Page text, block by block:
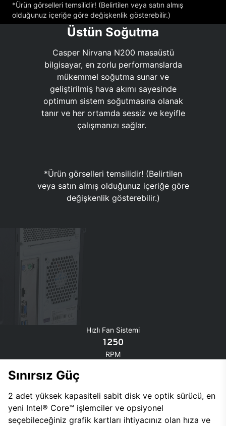
*Ürün görselleri temsilidir! (Belirtilen veya satın almış
olduğunuz içeriğe göre değişkenlik gösterebilir.)
Üstün Soğutma
Casper Nirvana N200 masaüstü
bilgisayar, en zorlu performanslarda
mükemmel soğutma sunar ve
geliştirilmiş hava akımı sayesinde
optimum sistem soğutmasına olanak
tanır ve her ortamda sessiz ve keyifle
çalışmanızı sağlar.
*Ürün görselleri temsilidir! (Belirtilen
veya satın almış olduğunuz içeriğe göre
değişkenlik gösterebilir.)
Hızlı Fan Sistemi
1250
RPM
Sınırsız Güç
2 adet yüksek kapasiteli sabit disk ve optik sürücü, en
yeni Intel® Core™ işlemciler ve opsiyonel
seçebileceğiniz grafik kartları ihtiyacınız olan hıza ve